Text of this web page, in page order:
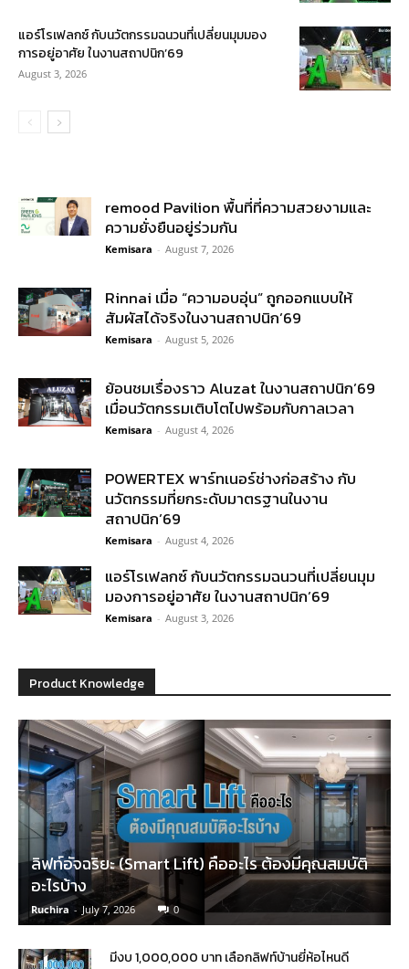
แอร์โรเฟลกซ์ กับนวัตกรรมฉนวนที่เปลี่ยนมุมมอง
การอยู่อาศัย ในงานสถาปนิก’69
August 3, 2026
remood Pavilion พื้นที่ที่ความสวยงามและ
ความยั่งยืนอยู่ร่วมกัน
Kemisara - August 7, 2026
Rinnai เมื่อ “ความอบอุ่น” ถูกออกแบบให้
สัมผัสได้จริงในงานสถาปนิก’69
Kemisara - August 5, 2026
ย้อนชมเรื่องราว Aluzat ในงานสถาปนิก’69
เมื่อนวัตกรรมเติบโตไปพร้อมกับกาลเวลา
Kemisara - August 4, 2026
POWERTEX พาร์ทเนอร์ช่างก่อสร้าง กับ
นวัตกรรมที่ยกระดับมาตรฐานในงาน
สถาปนิก’69
Kemisara - August 4, 2026
แอร์โรเฟลกซ์ กับนวัตกรรมฉนวนที่เปลี่ยนมุม
มองการอยู่อาศัย ในงานสถาปนิก’69
Kemisara - August 3, 2026
Product Knowledge
ลิฟท์อัจฉริยะ (Smart Lift) คืออะไร ต้องมีคุณสมบัติ
อะไรบ้าง
Ruchira - July 7, 2026 0
มีงบ 1,000,000 บาท เลือกลิฟท์บ้านยี่ห้อไหนดี